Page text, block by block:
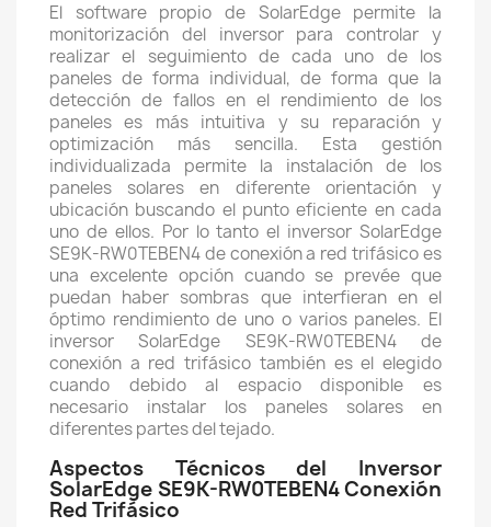
El software propio de SolarEdge permite la
monitorización del inversor para controlar y
realizar el seguimiento de cada uno de los
paneles de forma individual, de forma que la
detección de fallos en el rendimiento de los
paneles es más intuitiva y su reparación y
optimización más sencilla. Esta gestión
individualizada permite la instalación de los
paneles solares en diferente orientación y
ubicación buscando el punto eficiente en cada
uno de ellos. Por lo tanto el inversor SolarEdge
SE9K-RW0TEBEN4 de conexión a red trifásico es
una excelente opción cuando se prevée que
puedan haber sombras que interfieran en el
óptimo rendimiento de uno o varios paneles. El
inversor SolarEdge SE9K-RW0TEBEN4 de
conexión a red trifásico también es el elegido
cuando debido al espacio disponible es
necesario instalar los paneles solares en
diferentes partes del tejado.
Aspectos Técnicos del Inversor
SolarEdge SE9K-RW0TEBEN4 Conexión
Red Trifásico